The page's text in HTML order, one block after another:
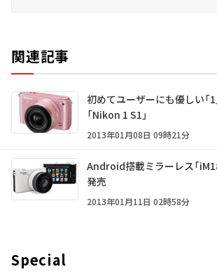
関連記事
初めてユーザーにも優しい「
「Nikon 1 S1」
2013年01月08日 09時21分
Android搭載ミラーレス「
発売
2013年01月11日 02時58分
Special